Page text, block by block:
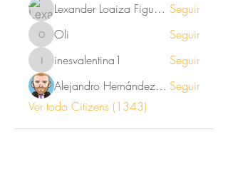
Lexander Loaiza Figueroa Seguir
Oli Oli Seguir
inesvalentina1
inesvalentina1
Seguir
Alejandro Hernández Renner Seguir
Ver todo Citizens (1343)